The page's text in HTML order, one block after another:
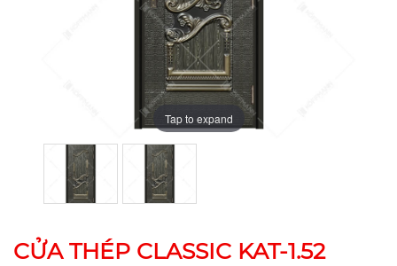
Tap to expand
Tap to expand
CỬA THÉP CLASSIC KAT-1.52